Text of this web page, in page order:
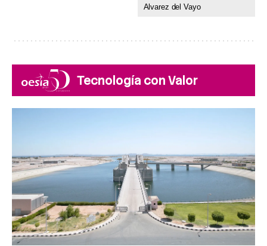
Alvarez del Vayo
Tecnología con Valor